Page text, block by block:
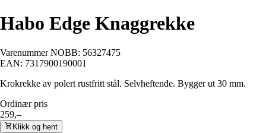
Habo Edge Knaggrekke
Varenummer NOBB: 56327475
EAN: 7317900190001
Krokrekke av polert rustfritt stål. Selvheftende. Bygger ut 30 mm.
Ordinær pris
259,–
Klikk og hent